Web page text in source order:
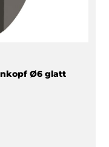
Ø6 glatt